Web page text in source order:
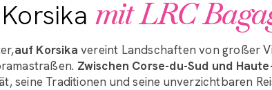
mit LRC
auf Korsika vereint Landschaften von großer
Zwischen Corse-du-Sud und
seine Traditionen und seine unverzichtbaren